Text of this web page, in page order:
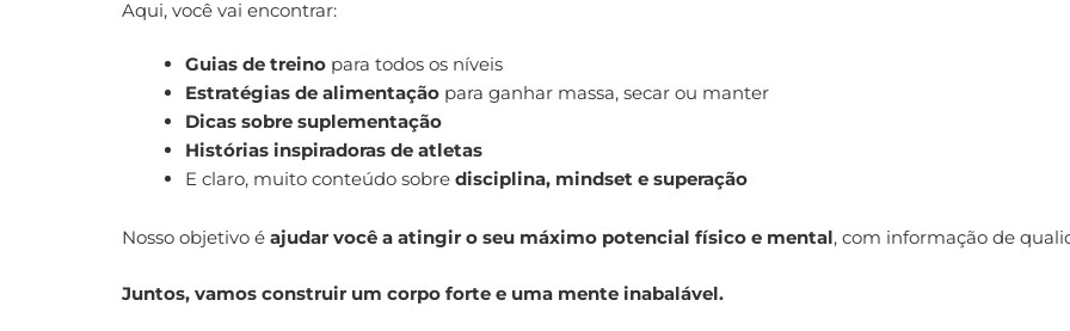
Aqui, você vai encontrar:
Guias de treino para todos os níveis
Estratégias de alimentação para ganhar massa, secar ou manter
Dicas sobre suplementação
Histórias inspiradoras de atletas
E claro, muito conteúdo sobredisciplina, mindset e superação
Nosso objetivo é ajudar você a atingir o seu máximo potencial físico e mental, com informação de
Juntos, vamos construir um corpo forte e uma mente inabalável.